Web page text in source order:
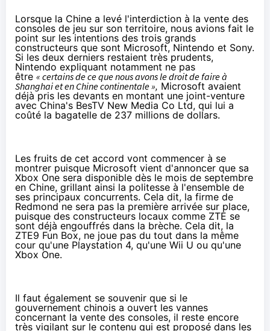
Lorsque la Chine a levé l'interdiction à la vente des
consoles de jeu sur son territoire, nous avions fait le
point sur les intentions des trois grands
constructeurs que sont Microsoft, Nintendo et Sony.
Si les deux derniers restaient très prudents,
Nintendo expliquant notamment ne pas
être « certains de ce que nous avons le droit de faire à
Shanghai et en Chine continentale », Microsoft avaient
déjà pris les devants en montant une joint-venture
avec China's BesTV New Media Co Ltd, qui lui a
coûté la bagatelle de 237 millions de dollars.
Les fruits de cet accord vont commencer à se
montrer puisque Microsoft vient d'annoncer que sa
Xbox One sera disponible dès le mois de septembre
en Chine, grillant ainsi la politesse à l'ensemble de
ses principaux concurrents. Cela dit, la firme de
Redmond ne sera pas la première arrivée sur place,
puisque des constructeurs locaux comme ZTE se
sont déjà engouffrés dans la brèche. Cela dit, la
ZTE9 Fun Box, ne joue pas du tout dans la même
cour qu'une Playstation 4, qu'une Wii U ou qu'une
Xbox One.
Il faut également se souvenir que si le
gouvernement chinois a ouvert les vannes
concernant la vente des consoles, il reste encore
très vigilant sur le contenu qui est proposé dans les